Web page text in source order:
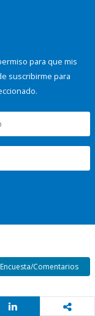
para que mis
suscribirme para
Encuesta/Comentarios